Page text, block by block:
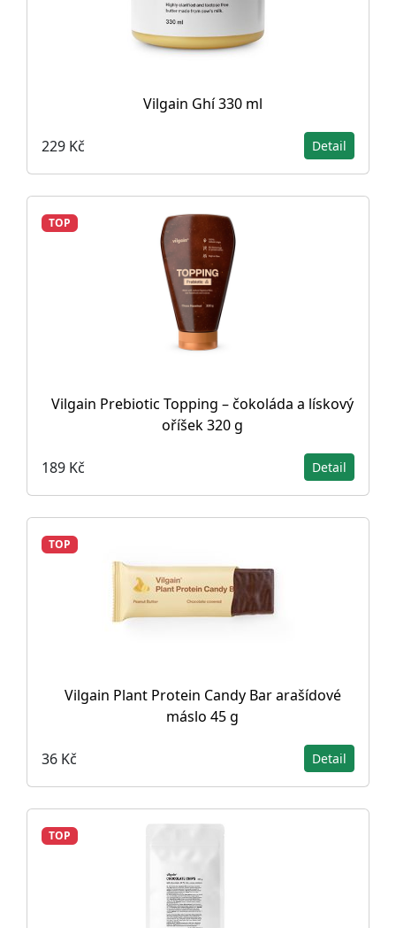
Vilgain Ghí 330 ml
229 Kč Detail
TOP
Vilgain Prebiotic Topping – čokoláda a lískový
oříšek 320 g
189 Kč Detail
TOP
Vilgain Plant Protein Candy Bar arašídové
máslo 45 g
36 Kč Detail
TOP